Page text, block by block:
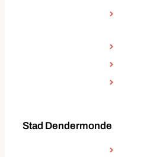
Stad Dendermonde